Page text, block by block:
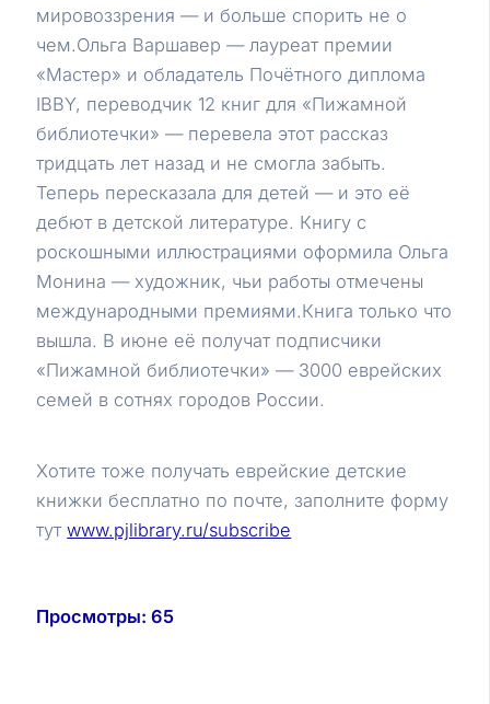
мировоззрения — и больше спорить не о
чем.Ольга Варшавер — лауреат премии
«Мастер» и обладатель Почётного диплома
IBBY, переводчик 12 книг для «Пижамной
библиотечки» — перевела этот рассказ
тридцать лет назад и не смогла забыть.
Теперь пересказала для детей — и это её
дебют в детской литературе. Книгу с
роскошными иллюстрациями оформила Ольга
Монина — художник, чьи работы отмечены
международными премиями.Книга только что
вышла. В июне её получат подписчики
«Пижамной библиотечки» — 3000 еврейских
семей в сотнях городов России.
Хотите тоже получать еврейские детские
книжки бесплатно по почте, заполните форму
тутwww.pjlibrary.ru/subscribe
Просмотры: 65